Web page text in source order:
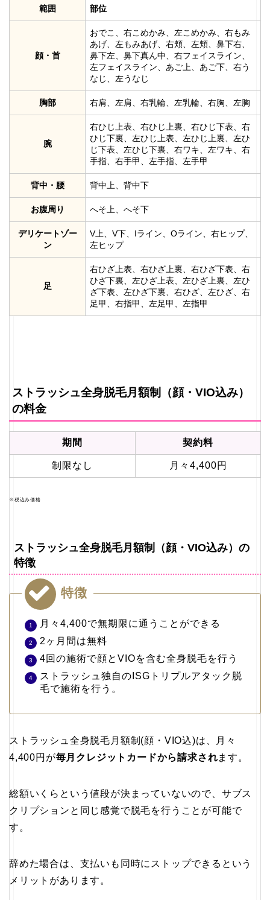
範囲 部位
顔・首
おでこ、右こめかみ、左こめかみ、右もみ
あげ、左もみあげ、右頬、左頬、鼻下右、
鼻下左、鼻下真ん中、右フェイスライン、
左フェイスライン、あご上、あご下、右う
なじ、左うなじ
胸部 右肩、左肩、右乳輪、左乳輪、右胸、左胸
腕
右ひじ上表、右ひじ上裏、右ひじ下表、右
ひじ下裏、左ひじ上表、左ひじ上裏、左ひ
じ下表、左ひじ下裏、右ワキ、左ワキ、右
手指、右手甲、左手指、左手甲
背中・腰 背中上、背中下
お腹周り へそ上、へそ下
デリケートゾー
ン
V上、V下、Iライン、Oライン、右ヒップ、
左ヒップ
足
右ひざ上表、右ひざ上裏、右ひざ下表、右
ひざ下裏、左ひざ上表、左ひざ上裏、左ひ
ざ下表、左ひざ下裏、右ひざ、左ひざ、右
足甲、右指甲、左足甲、左指甲
ストラッシュ全身脱毛月額制（顔・VIO込み）
の料金
期間 契約料
制限なし 月々4,400円
※税込み価格
ストラッシュ全身脱毛月額制（顔・VIO込み）の
特徴
特徴
月々4,400で無期限に通うことができる
2ヶ月間は無料
4回の施術で顔とVIOを含む全身脱毛を行う
ストラッシュ独自のISGトリプルアタック脱
毛で施術を行う。
ストラッシュ全身脱毛月額制(顔・VIO込)は、月々
4,400円が毎月クレジットカードから請求されます。
総額いくらという値段が決まっていないので、サブス
クリプションと同じ感覚で脱毛を行うことが可能で
す。
辞めた場合は、支払いも同時にストップできるという
メリットがあります。